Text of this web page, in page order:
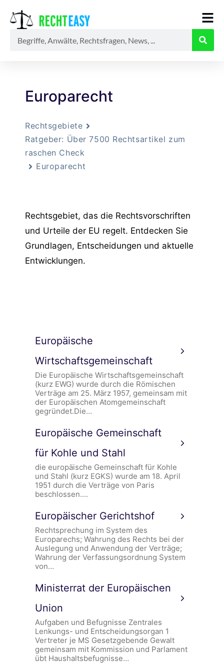
Europarecht
Rechtsgebiete
Ratgeber: Über 7500 Rechtsartikel zum
raschen Check
Europarecht
Rechtsgebiet, das die Rechtsvorschriften
und Urteile der EU regelt. Entdecken Sie
Grundlagen, Entscheidungen und aktuelle
Entwicklungen.
Europäische
Wirtschaftsgemeinschaft
Die Europäische Wirtschaftsgemeinschaft
(kurz EWG) wurde durch die Römischen
Verträge am 25. März 1957, gemeinsam mit
der Europäischen Atomgemeinschaft
gegründet.Die…
Europäische Gemeinschaft
für Kohle und Stahl
die europäische Gemeinschaft für Kohle
und Stahl (kurz EGKS) wurde am 18. April
1951 durch die Verträge von Paris
beschlossen.…
Europäischer Gerichtshof
Rechtsprechung im System des
Europarechs; Wahrung des Rechts bei der
Auslegung und Anwendung der Verträge;
Wahrung der Verfassungsordnung System
von…
Ministerrat der Europäischen
Union
Aufgaben und Befugnisse Zentrales
Lenkungs- und Entscheidungsorgan 1
Vertreter je MS Gesetzgebende Gewalt
gemeinsam mit Kommission und Parlament
übt Haushaltsbefugnisse…